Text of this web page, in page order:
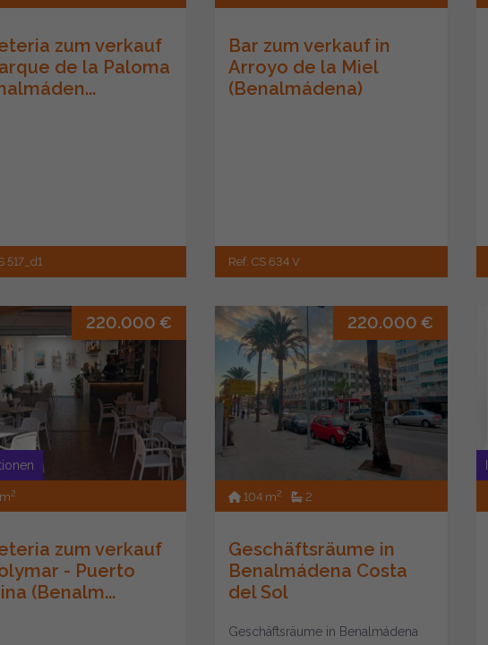
zum verkauf
de la Paloma
517_d1
Bar zum verkauf in
Arroyo de la Miel
(Benalmádena)
Ref. CS 634 V
220.000 €
2
zum verkauf
- Puerto
(Benalm...
220.000 €
104 m2 2
Geschäftsräume in
Benalmádena Costa
del Sol
Geschäftsräume in Benalmádena